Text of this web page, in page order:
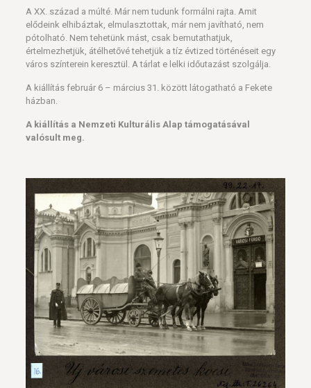
A XX. század a múlté. Már nem tudunk formálni rajta. Amit
elődeink elhibáztak, elmulasztottak, már nem javítható, nem
pótolható. Nem tehetünk mást, csak bemutathatjuk,
értelmezhetjük, átélhetővé tehetjük a tíz évtized történéseit egy
város színterein keresztül. A tárlat e lelki időutazást szolgálja.
A kiállítás február 6 – március 31. között látogatható a Fekete
házban.
A kiállítás a Nemzeti Kulturális Alap támogatásával
valósult meg.